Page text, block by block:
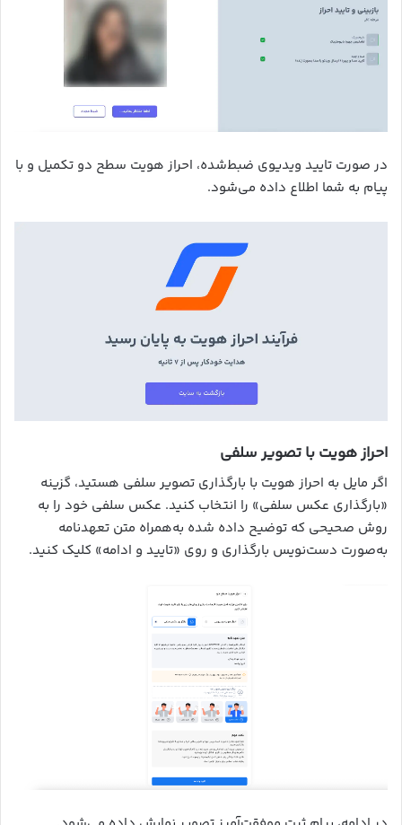
در صورت تایید ویدیوی ضبط‌شده، احراز هویت سطح دو تکمیل و با
پیام به شما اطلاع داده می‌شود.
احراز هویت با تصویر سلفی
اگر مایل به احراز هویت با بارگذاری تصویر سلفی هستید، گزینه
«بارگذاری عکس سلفی» را انتخاب کنید. عکس سلفی خود را به
روش صحیحی که توضیح داده شده به‌همراه متن تعهدنامه
به‌صورت دست‌نویس بارگذاری و روی «تایید و ادامه» کلیک کنید.